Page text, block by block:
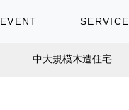
EVENT SERVICE
中大規模木造住宅